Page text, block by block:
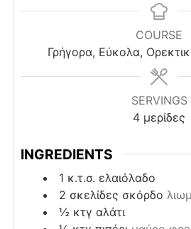
COURSE
Γρήγορα, Εύκολα,
SERVINGS
4 μερίδες
INGREDIENTS
1 κ.τ.σ. ελαιόλαδο
2 σκελίδες σκόρδο
½ κτγ αλάτι